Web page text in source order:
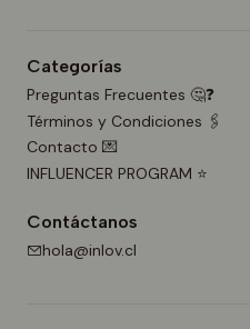
Categorías
Preguntas Frecuentes 🤔❓
Términos y Condiciones 🖇️
Contacto 💌
INFLUENCER PROGRAM ⭐
Contáctanos
hola@inlov.cl